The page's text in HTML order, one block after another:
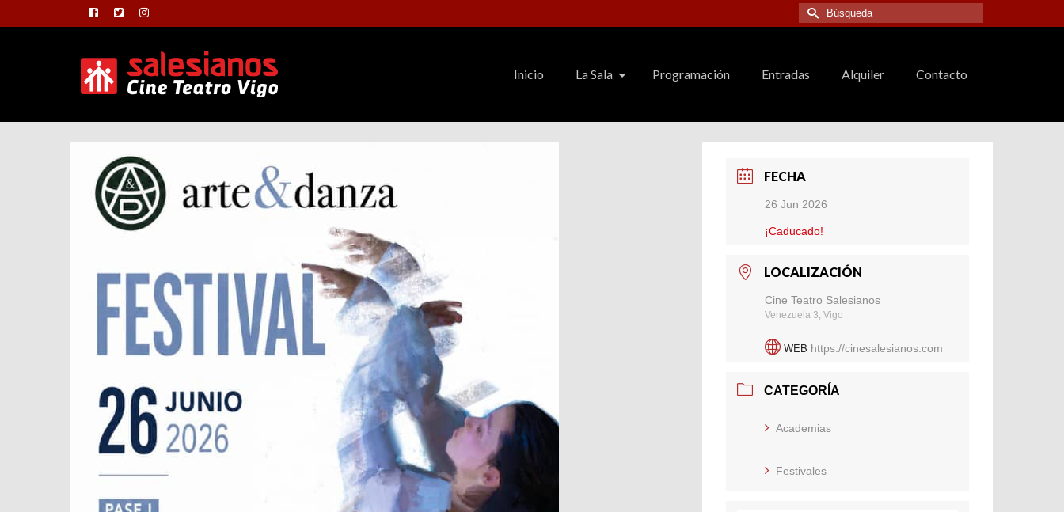
Buscar
por:
Inicio La Sala Programación Entradas Alquiler Contacto
FECHA
26 Jun 2026
¡Caducado!
LOCALIZACIÓN
Cine Teatro Salesianos
Venezuela 3, Vigo
WEB https://cinesalesianos.com
CATEGORÍA
Academias
Festivales